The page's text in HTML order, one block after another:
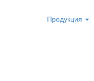
Продукция